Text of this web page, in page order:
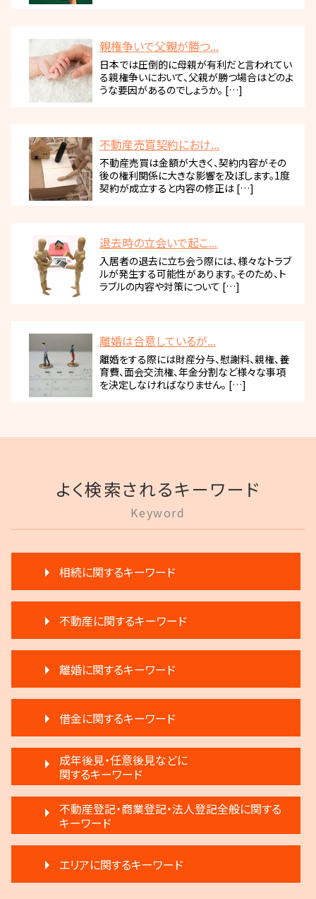
親権争いで父親が勝つ...
日本では圧倒的に母親が有利だと言われてい
る親権争いにおいて、父親が勝つ場合はどのよ
うな要因があるのでしょうか。 […]
不動産売買契約におけ...
不動産売買は金額が大きく、契約内容がその
後の権利関係に大きな影響を及ぼします。1度
契約が成立すると内容の修正は […]
退去時の立会いで起こ...
入居者の退去に立ち会う際には、様々なトラブ
ルが発生する可能性があります。そのため、ト
ラブルの内容や対策について […]
離婚は合意しているが...
離婚をする際には財産分与、慰謝料、親権、養
育費、面会交流権、年金分割など様々な事項
を決定しなければなりません。 […]
よく検索されるキーワード
Keyword
相続に関するキーワード
執行人 遺言 相続
相続 相談
相続人申告登記 デメリット
遺産分割 弁護士 メリット
遺留分 計算
生前贈与 弁護士
遺産分割 調停
遺言 執行しない
生前贈与とは 住宅
相続放棄 デメリット
遺言 執行 相続人
遺言 執行 流れ
遺産分割 第三者
相続 遺産分割協議書
相続 分割協議書
生前贈与 分割
不動産に関するキーワード
不動産 明け渡し 調停
不動産 明け渡し 期間
賃料増額 更新
家賃 値上げ 交渉
滞納家賃請求 時効
家賃 滞納 引越し
家賃 滞納 弁護士
不動産 弁護士
再開発 立ち退き
滞納 家賃
不動産 明け渡し 弁護士
賃料増額 借地借家法
家賃 滞納 対応
離婚に関するキーワード
離婚 弁護士
調停離婚 弁護士
離婚 不動産
離婚 円満
離婚 慰謝料
離婚 不動産 財産分与
離婚裁判 何年かかる
離婚 浮気 慰謝料
離婚 新しい戸籍
借金に関するキーワード
借金 調停
任意整理 弁護士
借金 弁護士
任意整理 不動産
任意整理 複数社
破産 倒産 違い
民事再生法とは 法人
破産 法人
成年後見・任意後見などに
関するキーワード
任意後見制度 できること
任意後見制度とは
任意後見制度 家族信託 違い
成年後見制度 手続き
成年後見人制度 申し立て
不動産登記・商業登記・法人登記全般に関する
キーワード
法人登記 個人事業主
法人登記 代行
エリアに関するキーワード